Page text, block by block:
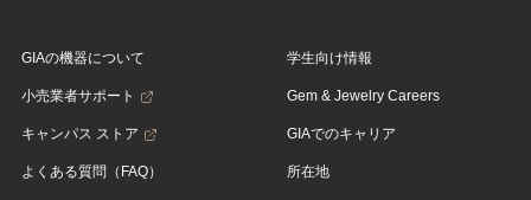
GIAの機器について
小売業者サポート
キャンパス ストア
よくある質問（FAQ）
学生向け情報
Gem & Jewelry Careers
GIAでのキャリア
所在地